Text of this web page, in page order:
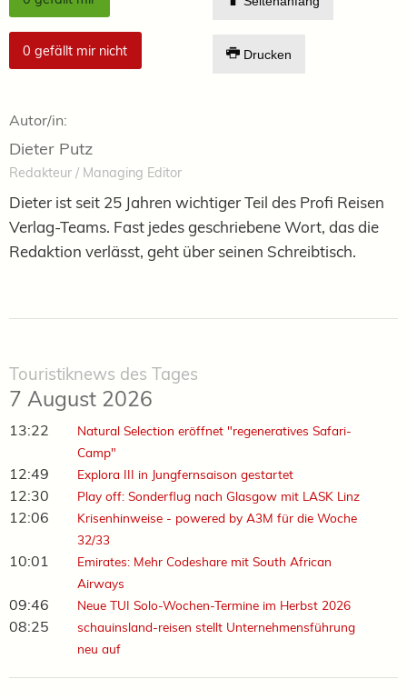
0 gefällt mir nicht Drucken
Autor/in:
Dieter Putz
Redakteur / Managing Editor
Dieter ist seit 25 Jahren wichtiger Teil des Profi Reisen
Verlag-Teams. Fast jedes geschriebene Wort, das die
Redaktion verlässt, geht über seinen Schreibtisch.
Touristiknews des Tages
7 August 2026
13:22
Natural Selection eröffnet "regeneratives Safari-
Camp"
12:49 Explora III in Jungfernsaison gestartet
12:30 Play off: Sonderflug nach Glasgow mit LASK Linz
12:06
Krisenhinweise - powered by A3M für die Woche
32/33
10:01
Emirates: Mehr Codeshare mit South African
Airways
09:46 Neue TUI Solo-Wochen-Termine im Herbst 2026
08:25
schauinsland-reisen stellt Unternehmensführung
neu auf